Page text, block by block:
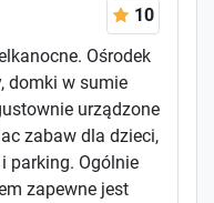
10
Ośrodek
domki w sumie
urządzone
zabaw dla dzieci,
parking. Ogólnie
zapewne jest